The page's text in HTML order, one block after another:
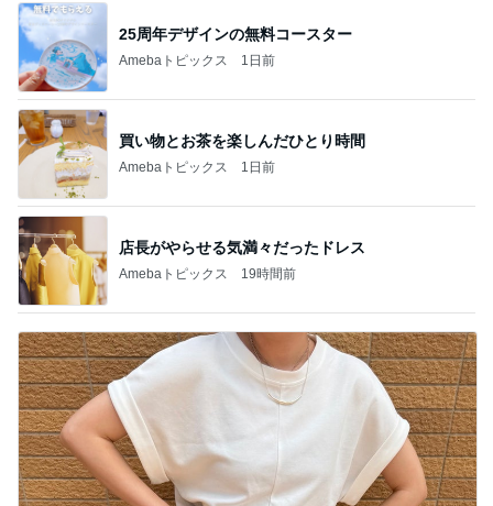
25周年デザインの無料コースター
Amebaトピックス 1日前
買い物とお茶を楽しんだひとり時間
Amebaトピックス 1日前
店長がやらせる気満々だったドレス
Amebaトピックス 19時間前